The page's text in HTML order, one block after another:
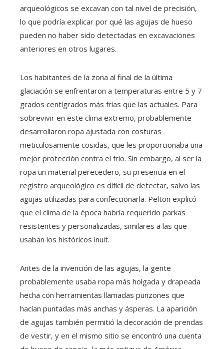
arqueológicos se excavan con tal nivel de precisión,
lo que podría explicar por qué las agujas de hueso
pueden no haber sido detectadas en excavaciones
anteriores en otros lugares.
Los habitantes de la zona al final de la última
glaciación se enfrentaron a temperaturas entre 5 y 7
grados centígrados más frías que las actuales. Para
sobrevivir en este clima extremo, probablemente
desarrollaron ropa ajustada con costuras
meticulosamente cosidas, que les proporcionaba una
mejor protección contra el frío. Sin embargo, al ser la
ropa un material perecedero, su presencia en el
registro arqueológico es difícil de detectar, salvo las
agujas utilizadas para confeccionarla. Pelton explicó
que el clima de la época habría requerido parkas
resistentes y personalizadas, similares a las que
usaban los históricos inuit.
Antes de la invención de las agujas, la gente
probablemente usaba ropa más holgada y drapeada
hecha con herramientas llamadas punzones que
hacían puntadas más anchas y ásperas. La aparición
de agujas también permitió la decoración de prendas
de vestir, y en el mismo sitio se encontró una cuenta